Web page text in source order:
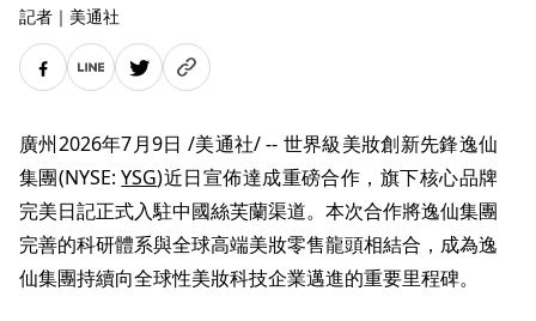
記者 ｜ 美通社
廣州2026年7月9日 /美通社/ -- 世界級美妝創新先鋒逸仙
集團(NYSE:YSG)近日宣佈達成重磅合作，旗下核心品牌
完美日記正式入駐中國絲芙蘭渠道。本次合作將逸仙集團
完善的科研體系與全球高端美妝零售龍頭相結合，成為逸
仙集團持續向全球性美妝科技企業邁進的重要里程碑。